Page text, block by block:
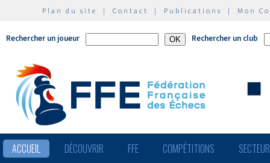
Plan du site | Contact | Publications | Mon
Rechercher un joueur Rechercher un club
ACCUEIL DÉCOUVRIR FFE COMPÉTITIONS